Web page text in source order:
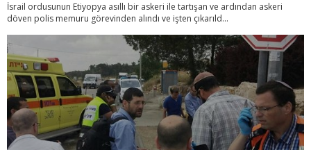
İsrail ordusunun Etiyopya asıllı bir askeri ile tartışan ve ardından askeri
döven polis memuru görevinden alındı ve işten çıkarıld...